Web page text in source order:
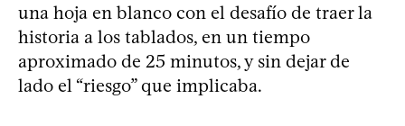
una hoja en blanco con el desafío de traer la
historia a los tablados, en un tiempo
aproximado de 25 minutos, y sin dejar de
lado el “riesgo” que implicaba.